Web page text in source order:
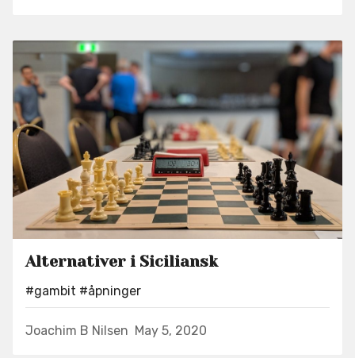
Alternativer i Siciliansk
#gambit #åpninger
Joachim B Nilsen May 5, 2020